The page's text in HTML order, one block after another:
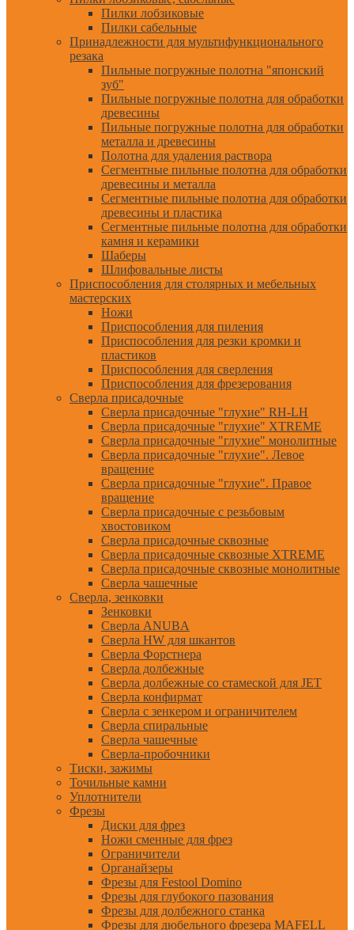
Пилки лобзиковые
Пилки сабельные
Принадлежности для мультифункционального
резака
Пильные погружные полотна "японский
зуб"
Пильные погружные полотна для обработки
древесины
Пильные погружные полотна для обработки
металла и древесины
Полотна для удаления раствора
Сегментные пильные полотна для обработки
древесины и металла
Сегментные пильные полотна для обработки
древесины и пластика
Сегментные пильные полотна для обработки
камня и керамики
Шаберы
Шлифовальные листы
Приспособления для столярных и мебельных
мастерских
Ножи
Приспособления для пиления
Приспособления для резки кромки и
пластиков
Приспособления для сверления
Приспособления для фрезерования
Сверла присадочные
Сверла присадочные "глухие" RH-LH
Сверла присадочные "глухие" XTREME
Сверла присадочные "глухие" монолитные
Сверла присадочные "глухие". Левое
вращение
Сверла присадочные "глухие". Правое
вращение
Сверла присадочные с резьбовым
хвостовиком
Сверла присадочные сквозные
Сверла присадочные сквозные XTREME
Сверла присадочные сквозные монолитные
Сверла чашечные
Сверла, зенковки
Зенковки
Сверла ANUBA
Сверла HW для шкантов
Сверла Форстнера
Сверла долбежные
Сверла долбежные со стамеской для JET
Сверла конфирмат
Сверла с зенкером и ограничителем
Сверла спиральные
Сверла чашечные
Сверла-пробочники
Тиски, зажимы
Точильные камни
Уплотнители
Фрезы
Диски для фрез
Ножи сменные для фрез
Ограничители
Органайзеры
Фрезы для Festool Domino
Фрезы для глубокого пазования
Фрезы для долбежного станка
Фрезы для дюбельного фрезера MAFELL